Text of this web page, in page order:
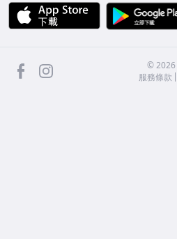
APP Store
facebook ©2026
服務條款